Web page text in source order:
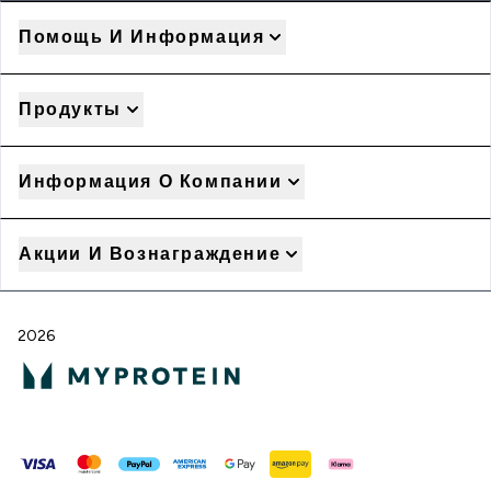
Помощь И Информация
Продукты
Информация О Компании
Акции И Вознаграждение
2026